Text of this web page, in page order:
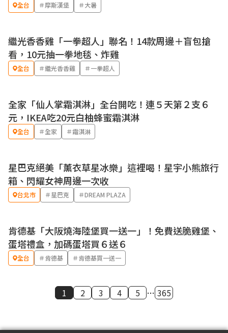
全台 ＃摩斯漢堡 ＃大暑
繼光香香雞「一拳超人」聯名！14款周邊＋盲包搶
看，10元抽一拳地毯、炸雞
全台 ＃繼光香香雞 ＃一拳超人
優惠
全家「仙人掌霜淇淋」全台開吃！連５天第２支６
元，IKEA吃20元白柚蜂蜜霜淇淋
全台 ＃全家 ＃霜淇淋
星巴克絕美「薰衣草星冰樂」這裡喝！星宇小熊旅行
箱、閃耀女神周邊一次收
台北市 ＃星巴克 ＃DREAM PLAZA
優惠
肯德基「大阪燒海陸堡買一送一」！免費送脆雞堡、
蛋塔禮盒，加碼蛋塔買６送６
全台 ＃肯德基 ＃肯德基買一送一
1 2 3 4 5 … 365